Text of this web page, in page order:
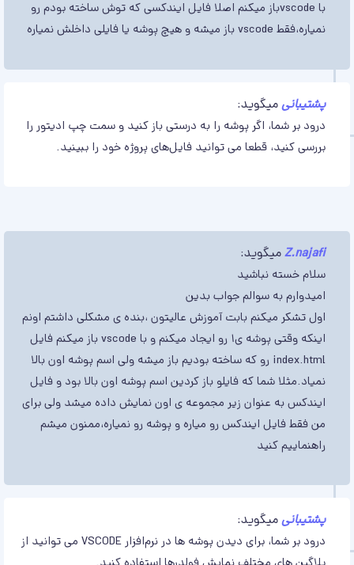
با vscodeباز میکنم اصلا فایل ایندکسی که توش ساخته بودم رو
نمیاره،فقط vscode باز میشه و هیچ پوشه یا فایلی داخلش نمیاره
پشتیبانیمیگوید:
درود بر شما، اگر پوشه را به درستی باز کنید و سمت چپ ادیتور را
بررسی کنید، قطعا می توانید فایل‌های پروژه خود را ببینید.
Z.najafiمیگوید:
سلام خسته نباشید
امیدوارم به سوالم جواب بدین
اول تشکر میکنم بابت آموزش عالیتون ،بنده ی مشکلی داشتم اونم
اینکه وقتی پوشه ی1 رو ایجاد میکنم و با vscode باز میکنم فایل
index.html رو که ساخته بودیم باز میشه ولی اسم پوشه اون بالا
نمیاد.مثلا شما که فایلو باز کردین اسم پوشه اون بالا بود و فایل
ایندکس به عنوان زیر مجموعه ی اون نمایش داده میشد ولی برای
من فقط فایل ایندکس رو میاره و پوشه رو نمیاره،ممنون میشم
راهنماییم کنید
پشتیبانیمیگوید:
درود بر شما، برای دیدن پوشه ها در نرم‌افزار VSCODE می توانید از